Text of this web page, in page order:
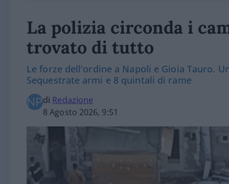
La polizia circonda i
trovato di tutto
Le forze dell'ordine a Napoli e Gioia Tauro.
Sequestrate armi e 8 quintali di rame
di Redazione
8 Agosto 2026, 9:51